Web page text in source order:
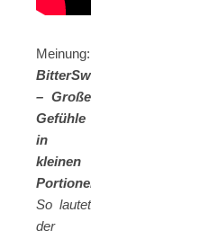
Meinung:
BitterSweets
– Große
Gefühle
in
kleinen
Portionen!
So lautet
der